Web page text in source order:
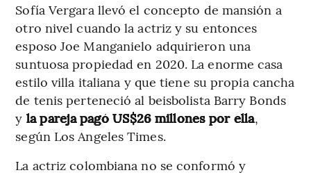
Sofía Vergara llevó el concepto de mansión a
otro nivel cuando la actriz y su entonces
esposo Joe Manganielo adquirieron una
suntuosa propiedad en 2020. La enorme casa
estilo villa italiana y que tiene su propia cancha
de tenis perteneció al beisbolista Barry Bonds
y la pareja pagó US$26 millones por ella,
según Los Angeles Times.
La actriz colombiana no se conformó y